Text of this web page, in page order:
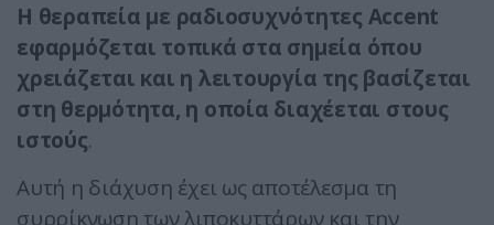
Η θεραπεία με ραδιοσυχνότητες Accent
εφαρμόζεται τοπικά στα σημεία όπου
χρειάζεται και η λειτουργία της βασίζεται
στη θερμότητα, η οποία διαχέεται στους
ιστούς.
Αυτή η διάχυση έχει ως αποτέλεσμα τη
συρρίκνωση των λιποκυττάρων και την